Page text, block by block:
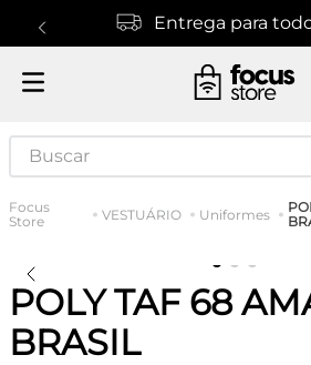
Entrega para
Buscar
VESTUÁRIO Uniformes
POLY TAF 68
BRASIL